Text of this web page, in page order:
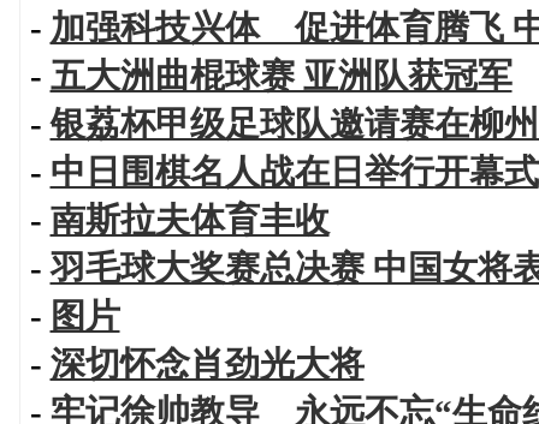
- 加强科技兴体 促进体育腾飞
- 五大洲曲棍球赛 亚洲队获冠军
-银荔杯甲级足球队邀请赛在柳
- 中日围棋名人战在日举行开幕式
- 南斯拉夫体育丰收
-羽毛球大奖赛总决赛 中国女将
- 图片
- 深切怀念肖劲光大将
- 牢记徐帅教导 永远不忘“生命